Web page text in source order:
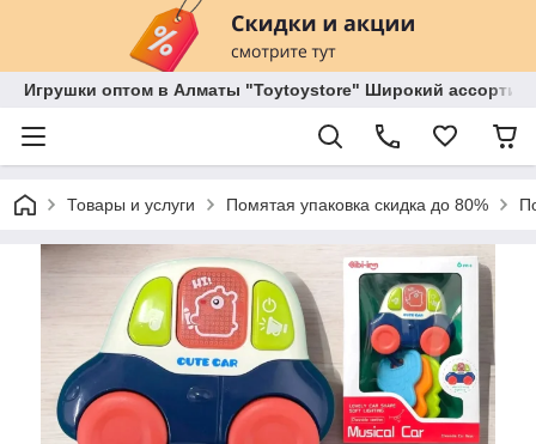
Игрушки оптом в Алматы "Toytoystore" Широкий
Товары и услуги Помятая упаковка скидка до 80%